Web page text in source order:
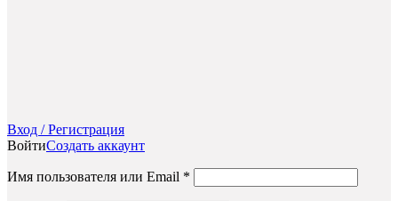
Вход / Регистрация
ВойтиСоздать аккаунт
Имя пользователя или Email *